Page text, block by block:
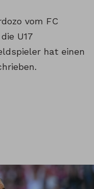
vom FC
U17
hat einen